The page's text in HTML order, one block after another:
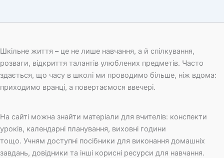
Шкільне життя – це не лише навчання, а й спілкування,
розваги, відкриття талантів улюблених предметів. Часто
здається, що часу в школі ми проводимо більше, ніж вдома:
приходимо вранці, а повертаємося ввечері.
На сайті можна знайти матеріали для вчителів: конспекти
уроків, календарні планування, виховні години
тощо. Учням доступні посібники для виконання домашніх
завдань, довідники та інші корисні ресурси для навчання.